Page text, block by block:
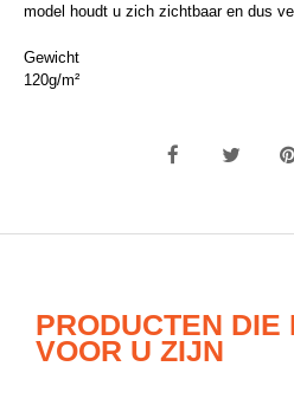
model houdt u zich zichtbaar en dus
Gewicht
120g/m²
PRODUCTEN DIE
VOOR U ZIJN